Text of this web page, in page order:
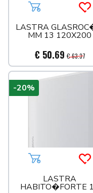
Aggiungi al
LASTRA
MM 13 120X200
€ 50.69 € 63.37
Aggiungi al
LASTRA
HABITO�FORTE
-20%